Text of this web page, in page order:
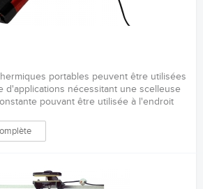
portables peuvent être utilisées
d'applications nécessitant une scelleuse
pouvant être utilisée à l'endroit